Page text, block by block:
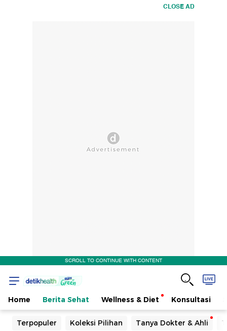
CLOSE AD
SCROLL TO CONTINUE WITH CONTENT
Home Berita Sehat Wellness & Diet Konsultasi
Terpopuler Koleksi Pilihan Tanya Dokter & Ahli